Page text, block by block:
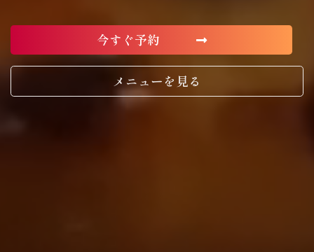
今すぐ予約
メニューを見る